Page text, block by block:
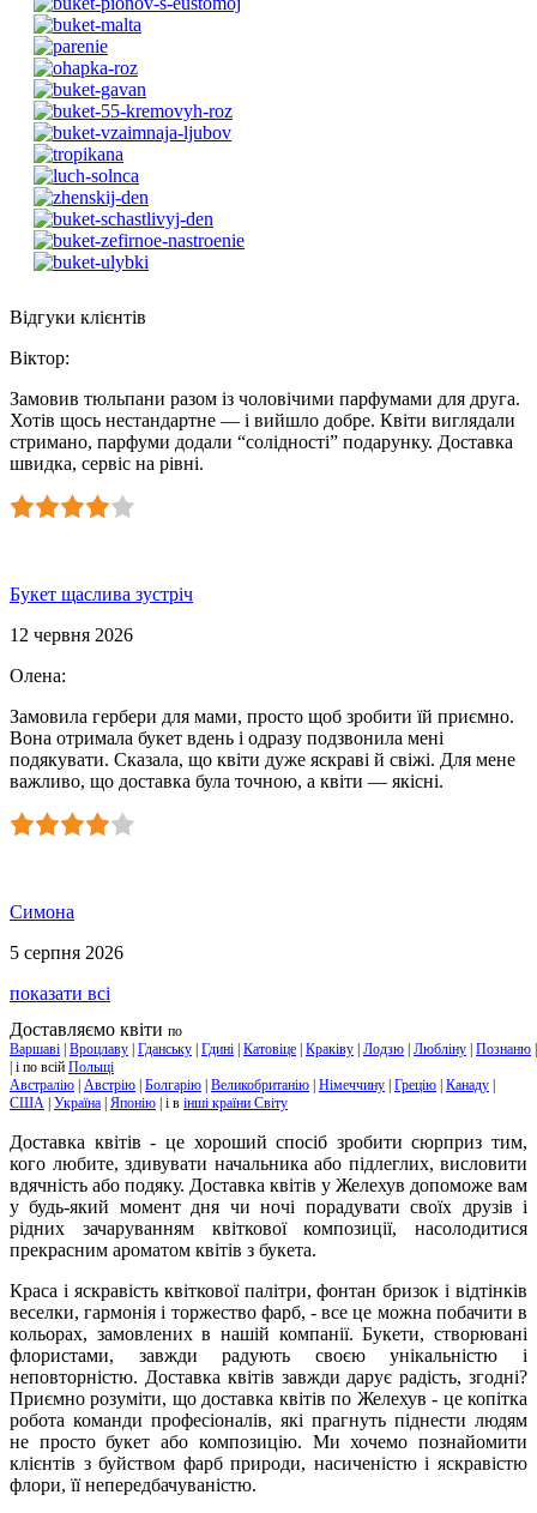
Відгуки клієнтів
Віктор:
Замовив тюльпани разом із чоловічими парфумами для друга.
Хотів щось нестандартне — і вийшло добре. Квіти виглядали
стримано, парфуми додали “солідності” подарунку. Доставка
швидка, сервіс на рівні.
Букет щаслива зустріч
12 червня 2026
Олена:
Замовила гербери для мами, просто щоб зробити їй приємно.
Вона отримала букет вдень і одразу подзвонила мені
подякувати. Сказала, що квіти дуже яскраві й свіжі. Для мене
важливо, що доставка була точною, а квіти — якісні.
Симона
5 серпня 2026
показати всі
Доставляємо квіти по
Варшаві | Вроцлаву | Гданську | Гдині | Катовіце | Краківу | Лодзю | Любліну | Познаню
| і по всій Польщі
Австралію | Австрію | Болгарію | Великобританію | Німеччину | Грецію | Канаду |
США | Україна | Японію | і в інші країни Світу
Доставка квітів - це хороший спосіб зробити сюрприз тим,
кого любите, здивувати начальника або підлеглих, висловити
вдячність або подяку. Доставка квітів у Желехув допоможе вам
у будь-який момент дня чи ночі порадувати своїх друзів і
рідних зачаруванням квіткової композиції, насолодитися
прекрасним ароматом квітів з букета.
Краса і яскравість квіткової палітри, фонтан бризок і відтінків
веселки, гармонія і торжество фарб, - все це можна побачити в
кольорах, замовлених в нашій компанії. Букети, створювані
флористами, завжди радують своєю унікальністю і
неповторністю. Доставка квітів завжди дарує радість, згодні?
Приємно розуміти, що доставка квітів по Желехув - це копітка
робота команди професіоналів, які прагнуть піднести людям
не просто букет або композицію. Ми хочемо познайомити
клієнтів з буйством фарб природи, насиченістю і яскравістю
флори, її непередбачуваністю.